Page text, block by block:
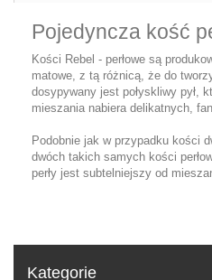
Pojedyncza kość
Kości Rebel - perłowe są
matowe, z tą różnicą, że do
dosypywany jest połyskliwy pył,
mieszania nabiera delikatnych,
Podobnie jak w przypadku kości
dwóch takich samych kości
perły jest subtelniejszy od
Kategorie